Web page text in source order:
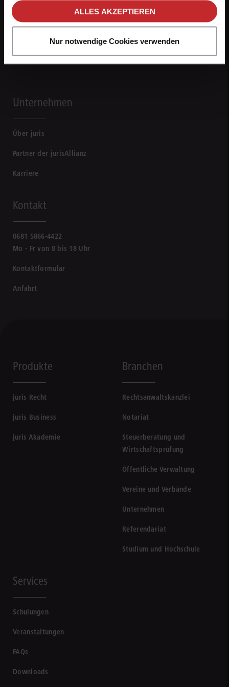
ALLES AKZEPTIEREN
Nur notwendige Cookies verwenden
Unternehmen
Über juris
Partner der jurisAllianz
Karriere
Kontakt
0681 5866-4422
Mo - Fr von 8 bis 18 Uhr
Kontaktformular
Anfahrt
Produkte
juris Recht
juris Business
juris Akademie
Branchen
Rechtsanwaltskanzlei
Notariat
Steuerberatung und
Wirtschaftsprüfung
Öffentliche Verwaltung
Vereine und Verbände
Unternehmen
Referendariat
Studium und Hochschule
Services
Schulungen
Veranstaltungen
FAQs
Downloads